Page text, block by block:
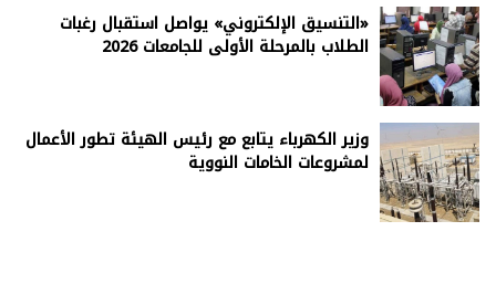
«التنسيق الإلكتروني» يواصل استقبال رغبات
الطلاب بالمرحلة الأولى للجامعات 2026
وزير الكهرباء يتابع مع رئيس الهيئة تطور الأعمال
لمشروعات الخامات النووية